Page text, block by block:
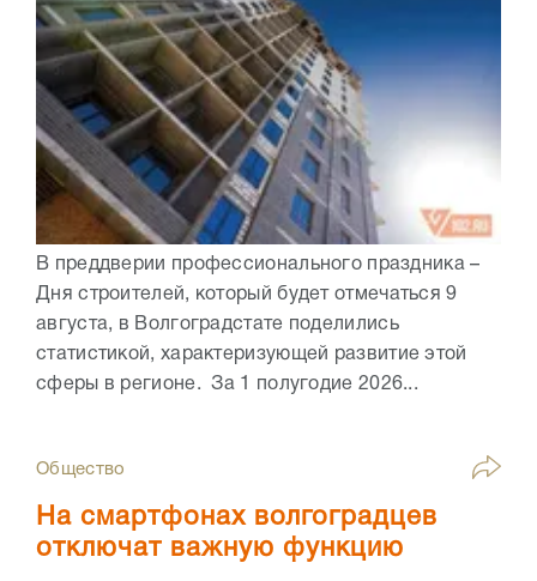
В преддверии профессионального праздника –
Дня строителей, который будет отмечаться 9
августа, в Волгоградстате поделились
статистикой, характеризующей развитие этой
сферы в регионе. За 1 полугодие 2026...
Общество
На смартфонах волгоградцев
отключат важную функцию